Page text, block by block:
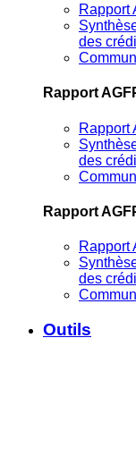
Rapport
des
Rapport
Rapport
des
Rapport
Rapport
des
Outils